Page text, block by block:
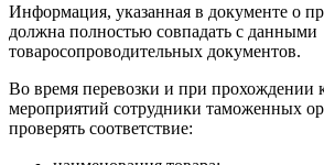
Информация, указанная в документе о
должна полностью совпадать с данными
товаросопроводительных документов.
Во время перевозки и при прохождении
мероприятий сотрудники таможенных
проверять соответствие: